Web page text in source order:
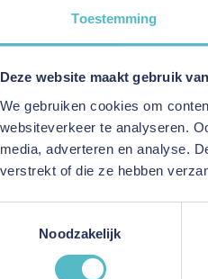
Toestemming
Deze website maakt gebruik
We gebruiken cookies om
websiteverkeer te analyseren.
media, adverteren en analyse.
verstrekt of die ze hebben
Noodzakelijk
100% katoen
Zilvergrijs
14 cm
Percaline